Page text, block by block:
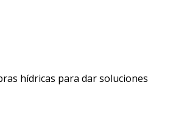
hídricas para dar soluciones